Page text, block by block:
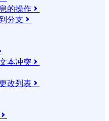
的操作 
分支 
本冲突 
改列表 
